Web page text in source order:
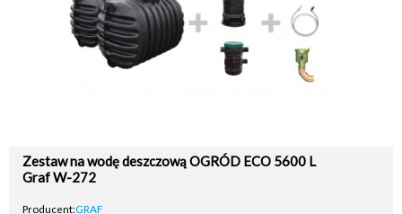
Zestaw na wodę deszczową OGRÓD ECO 5600 L
Graf W-272
Producent:GRAF